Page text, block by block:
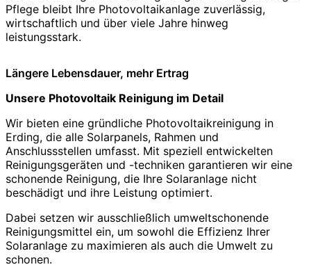
Pflege bleibt Ihre Photovoltaikanlage zuverlässig,
wirtschaftlich und über viele Jahre hinweg
leistungsstark.
Längere Lebensdauer, mehr Ertrag
Unsere Photovoltaik Reinigung im Detail
Wir bieten eine gründliche Photovoltaikreinigung in
Erding, die alle Solarpanels, Rahmen und
Anschlussstellen umfasst. Mit speziell entwickelten
Reinigungsgeräten und -techniken garantieren wir eine
schonende Reinigung, die Ihre Solaranlage nicht
beschädigt und ihre Leistung optimiert.
Dabei setzen wir ausschließlich umweltschonende
Reinigungsmittel ein, um sowohl die Effizienz Ihrer
Solaranlage zu maximieren als auch die Umwelt zu
schonen.